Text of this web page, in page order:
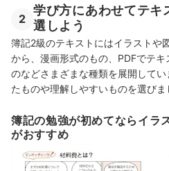
2
学び方にあわせてテキ
選しよう
簿記2級のテキストにはイラストや
から、漫画形式のもの、PDFでテ
のなどさまざまな種類を展開して
たものや理解しやすいものを選びま
簿記の勉強が初めてならイラ
がおすすめ